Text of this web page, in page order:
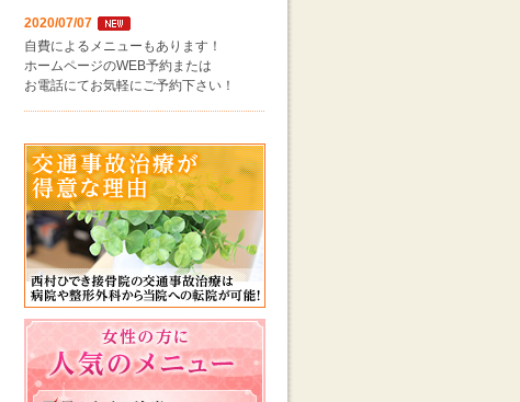
2020/07/07
自費によるメニューもあります！
ホームページのWEB予約または
お電話にてお気軽にご予約下さい！